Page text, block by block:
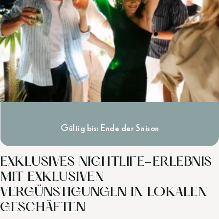
EXKLUSIVES NIGHTLIFE-ERLEBNIS
MIT EXKLUSIVEN
VERGÜNSTIGUNGEN IN LOKALEN
GESCHÄFTEN
Gültig bis: Ende der Saison